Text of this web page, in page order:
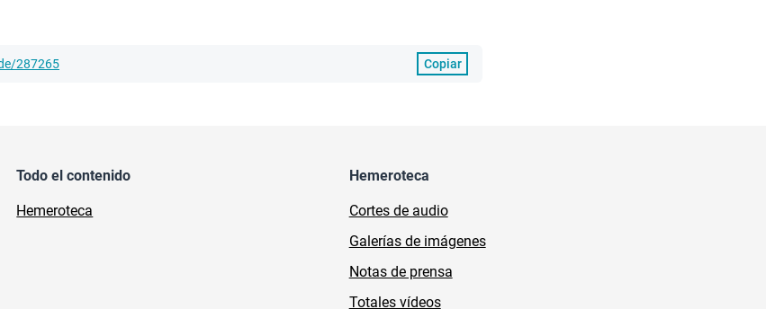
287265 Copiar
Todo el contenido
Hemeroteca
Hemeroteca
Cortes de audio
Galerías de imágenes
Notas de prensa
Totales vídeos